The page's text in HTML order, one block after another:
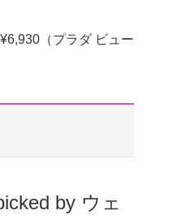
（プラダ ビュー
by ウェ